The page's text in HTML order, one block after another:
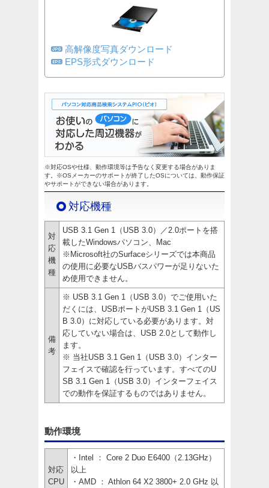
高解像度写真ダウンロード
EPS形式ダウンロード
※対応OSや仕様、動作環境等は予告なく変更する場合がありま
す。※OSメーカーのサポートが終了したOSについては、動作保証
やサポートができない場合があります。
対応機種
対
応
機
種
USB 3.1 Gen 1（USB 3.0）／2.0ポートを搭
載したWindowsパソコン、Mac
※Microsoft社のSurfaceシリーズでは本商品
の使用に必要なUSBバスパワーが足りないた
め使用できません。
備
考
※ USB 3.1 Gen 1（USB 3.0）でご使用いた
だくには、USBポートがUSB 3.1 Gen 1（US
B 3.0）に対応している必要があります。対
応していない場合は、USB 2.0として動作し
ます。
※ 当社USB 3.1 Gen 1（USB 3.0）インター
フェイスで確認を行っています。すべてのU
SB 3.1 Gen 1（USB 3.0）インターフェイス
での動作を保証するものではありません。
動作環境
対応
CPU
・Intel ： Core 2 Duo E6400（2.13GHz）
以上
・AMD ： Athlon 64 X2 3800+ 2.0 GHz 以